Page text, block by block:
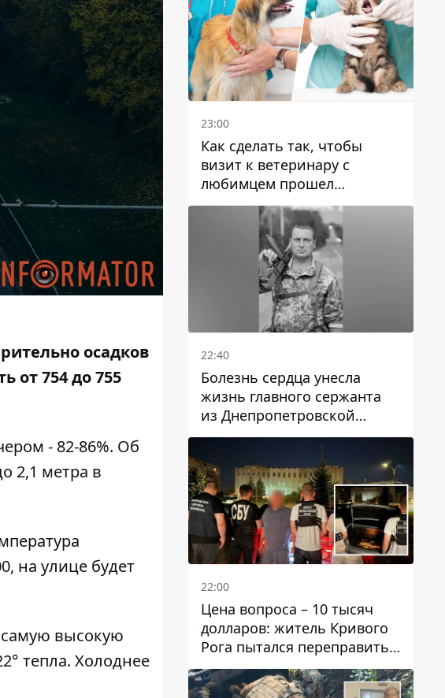
осадков
от 754 до 755
- 82-86%. Об
2,1 метра в
на улице будет
самую высокую
тепла. Холоднее
23:00
Как сделать так, чтобы
визит к ветеринару с
любимцем прошел
спокойно: простые советы
22:40
Болезнь сердца унесла
жизнь главного сержанта
из Днепропетровской
области Юрия Свистуна
22:00
Цена вопроса – 10 тысяч
долларов: житель Кривого
Рога пытался переправить
мужчину в Словакию